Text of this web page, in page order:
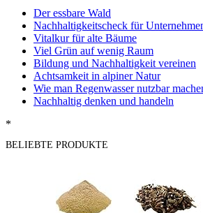
Der essbare Wald
Nachhaltigkeitscheck für
Vitalkur für alte Bäume
Viel Grün auf wenig Raum
Bildung und Nachhaltigkeit vereinen
Achtsamkeit in alpiner Natur
Wie man Regenwasser nutzbar
Nachhaltig denken und handeln
*
BELIEBTE PRODUKTE